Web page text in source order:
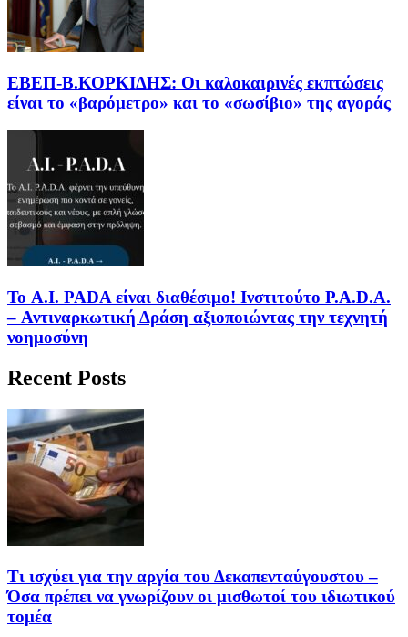
EΒΕΠ-Β.ΚΟΡΚΙΔΗΣ: Οι καλοκαιρινές εκπτώσεις
είναι το «βαρόμετρο» και το «σωσίβιο» της αγοράς
Το A.I. PADA είναι διαθέσιμο! Ινστιτούτο P.A.D.A.
– Αντιναρκωτική Δράση αξιοποιώντας την τεχνητή
νοημοσύνη
Recent Posts
Τι ισχύει για την αργία του Δεκαπενταύγουστου –
Όσα πρέπει να γνωρίζουν οι μισθωτοί του ιδιωτικού
τομέα